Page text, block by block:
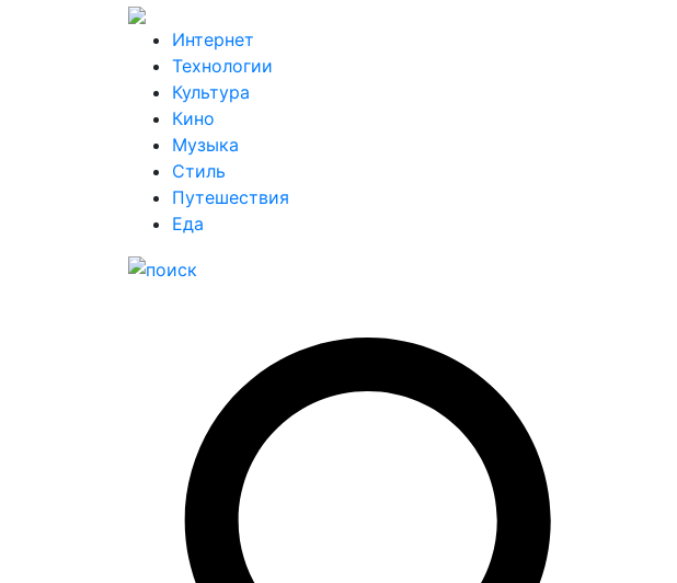
Интернет
Технологии
Культура
Кино
Музыка
Стиль
Путешествия
Еда